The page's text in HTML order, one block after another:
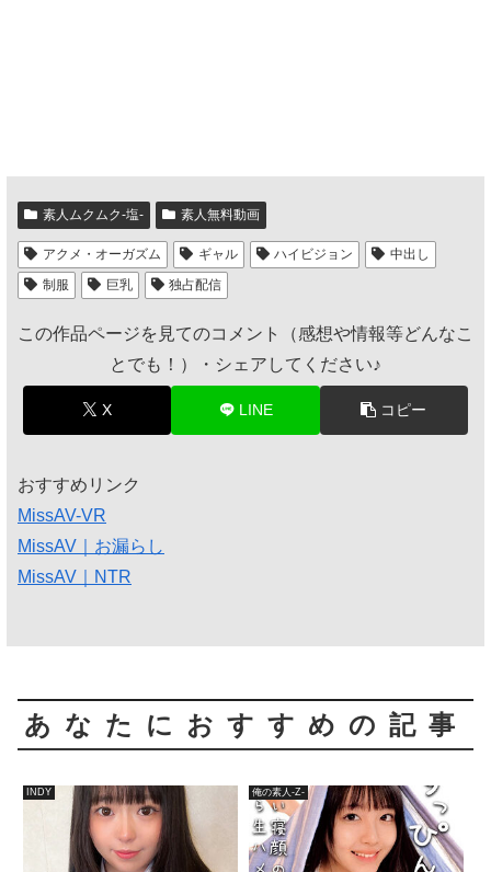
素人ムクムク-塩- 素人無料動画
アクメ・オーガズム ギャル ハイビジョン
中出し
制服
巨乳 独占配信
この作品ページを見てのコメント（感想や情報等どんなこ
とでも！）・シェアしてください♪
X LINE コピー
おすすめリンク
MissAV-VR
MissAV｜お漏らし
MissAV｜NTR
あなたにおすすめの記事
INDY 俺の素人-Z-